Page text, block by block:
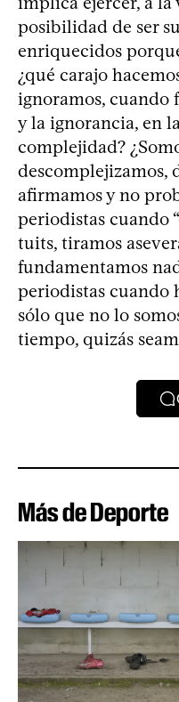
posibilidad de ser
enriquecidos
¿qué carajo
ignoramos,
y la ignorancia, en
complejidad?
descomplejizamos,
afirmamos y no
periodistas cuando
tuits, tiramos
fundamentamos
periodistas cuando
sólo que no lo
tiempo, quizás
Más de Deporte